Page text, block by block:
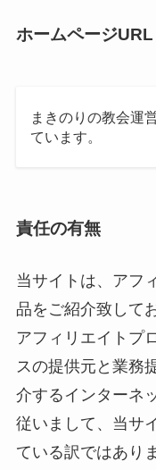
ホームページURL
まきのりの教会運
ています。
責任の有無
当サイトは、アフ
品をご紹介致して
アフィリエイトプ
スの提供元と業務
介するインターネ
従いまして、当サ
ている訳ではあり